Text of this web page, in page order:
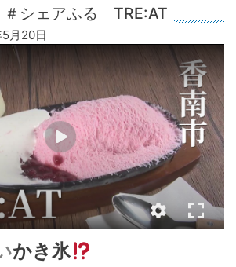
＃シェアふる TRE:AT
月20日
かき氷